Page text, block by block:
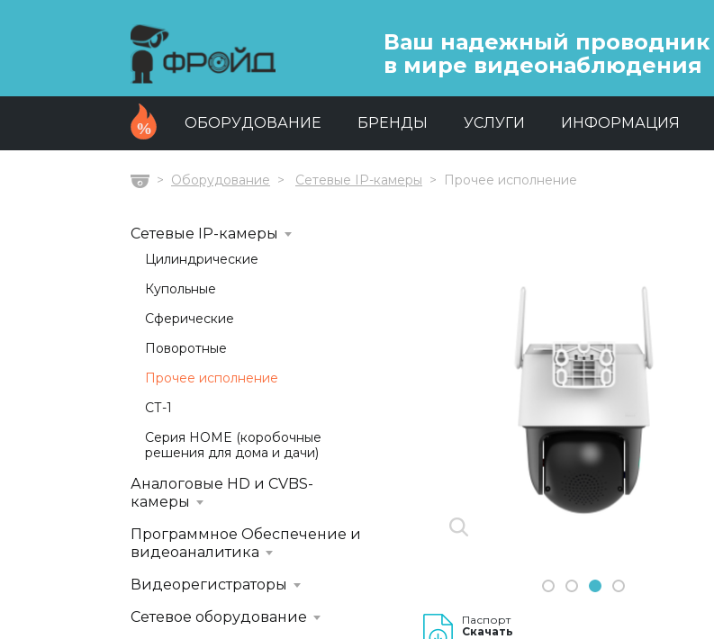
Ваш надежный проводник
в мире видеонаблюдения
ОБОРУДОВАНИЕ БРЕНДЫ УСЛУГИ ИНФОРМАЦИЯ
ГлавнаяОборудование Сетевые IP-камеры Прочее исполнение
1 2 3 4
Паспорт
Скачать
Сетевые IP-камеры
Цилиндрические
Купольные
Сферические
Поворотные
Прочее исполнение
СТ-1
Серия HOME (коробочные
решения для дома и дачи)
Аналоговые HD и CVBS-
камеры
Программное Обеспечение и
видеоаналитика
Видеорегистраторы
Сетевое оборудование